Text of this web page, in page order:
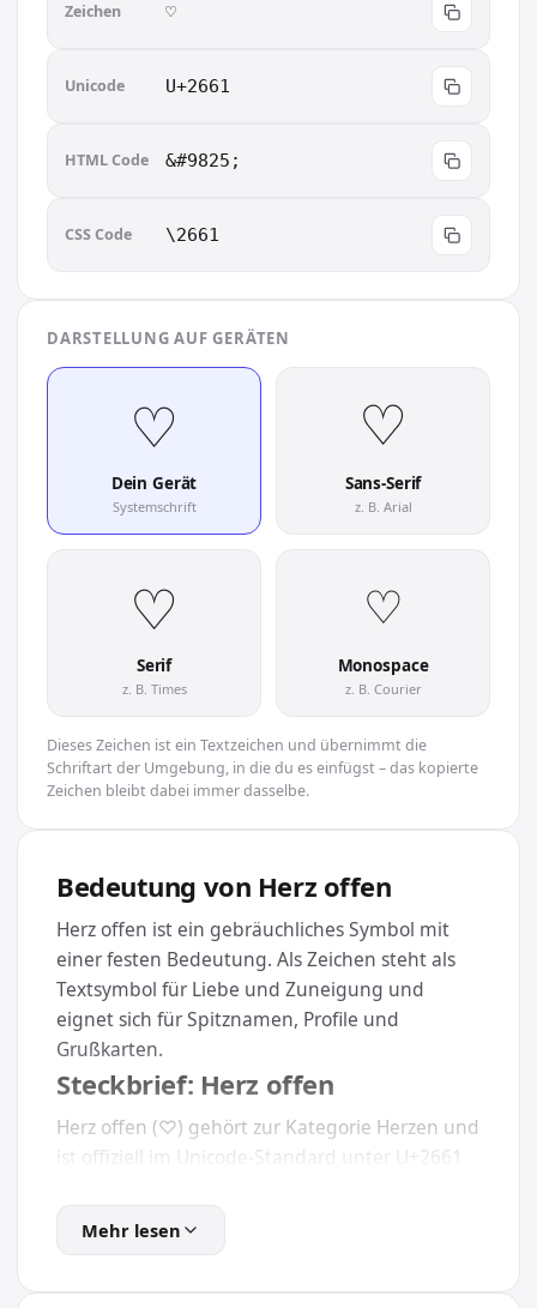
Zeichen ♡︎
Unicode U+2661
HTML Code &#9825;
CSS Code \2661
DARSTELLUNG AUF GERÄTEN
♡︎
Dein Gerät
Systemschrift
♡︎
Sans-Serif
z. B. Arial
♡︎
Serif
z. B. Times
♡︎
Monospace
z. B. Courier
Dieses Zeichen ist ein Textzeichen und übernimmt die
Schriftart der Umgebung, in die du es einfügst – das kopierte
Zeichen bleibt dabei immer dasselbe.
Bedeutung von Herz offen
Herz offen ist ein gebräuchliches Symbol mit
einer festen Bedeutung. Als Zeichen steht als
Textsymbol für Liebe und Zuneigung und
eignet sich für Spitznamen, Profile und
Grußkarten.
Steckbrief: Herz offen
Herz offen (♡) gehört zur Kategorie Herzen und
ist offiziell im Unicode-Standard unter U+2661
Mehr lesen